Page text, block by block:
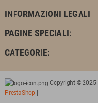
INFORMAZIONI LEGALI
PAGINE SPECIALI:
CATEGORIE:
Copyright © 2025
PrestaShop |